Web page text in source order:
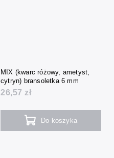
MIX (kwarc różowy, ametyst,
cytryn) bransoletka 6 mm
26,57 zł
Do koszyka